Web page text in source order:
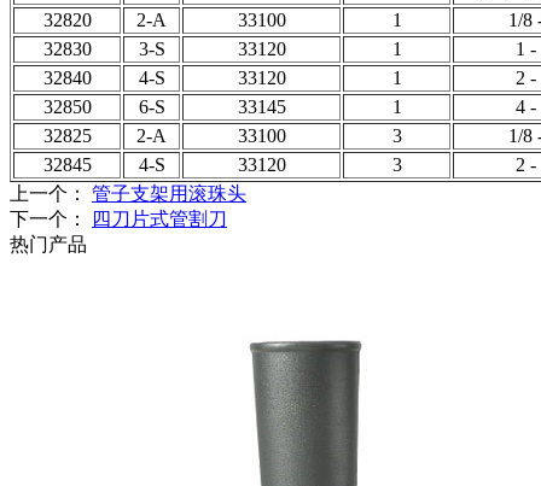
32820
2-A 33100 1
1/8
32830
3-S 33120 1
1 -
32840
4-S 33120 1
2 -
32850
6-S 33145 1
4 -
32825
2-A 33100 3
1/8
32845
4-S 33120 3
2 -
上一个： 管子支架用滚珠头
下一个：
四刀片式管割刀
热门产品